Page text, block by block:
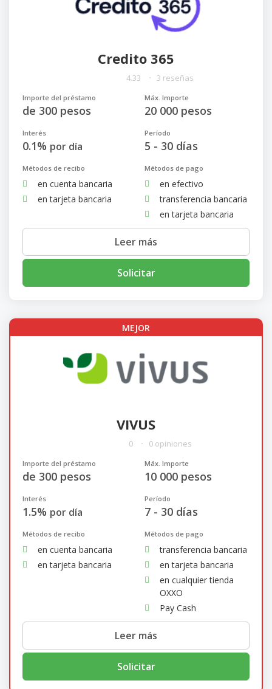
Credito 365
4.33 3 reseñas
Importe del préstamo
de 300 pesos
Máx. Importe
20 000 pesos
Interés
0.1% por día
Período
5 - 30 días
Métodos de recibo
en cuenta bancaria
en tarjeta bancaria
Métodos de pago
en efectivo
transferencia bancaria
en tarjeta bancaria
Leer más
Solicitar
MEJOR
VIVUS
0 0 opiniones
Importe del préstamo
de 300 pesos
Máx. Importe
10 000 pesos
Interés
1.5% por día
Período
7 - 30 días
Métodos de recibo
en cuenta bancaria
en tarjeta bancaria
Métodos de pago
transferencia bancaria
en tarjeta bancaria
en cualquier tienda
OXXO
Pay Cash
Leer más
Solicitar